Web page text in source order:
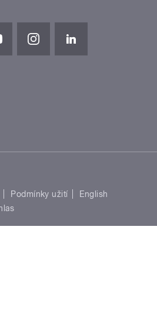
Podmínky užití
English